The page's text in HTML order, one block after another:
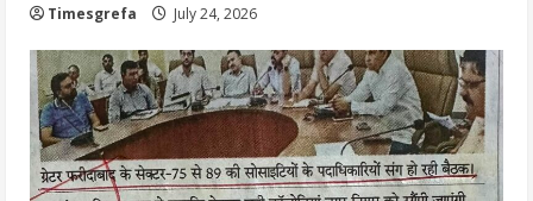
Timesgrefa July 24, 2026